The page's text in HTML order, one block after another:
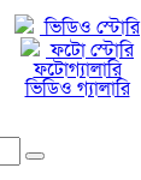
ভিডিও স্টোরি
ফটো স্টোরি
ফটোগ্যালারি
ভিডিও গ্যালারি